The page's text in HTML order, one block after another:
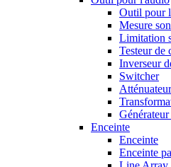
Outil pour
Mesure
Limitation
Testeur de
Inverseur
Switcher
Atténuateur
Enceinte
Enceinte
Enceinte